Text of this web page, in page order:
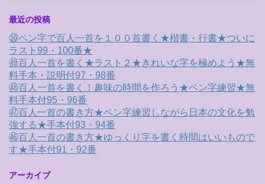
最近の投稿
㊿ペン字で百人一首を１００首書く★楷書・行書★ついに
ラスト99・100番★
㊾百人一首を書く★ラスト２★きれいな字を極めよう★無
料手本・説明付97・98番
㊽百人一首を書く！趣味の時間を作ろう★ペン字練習★無
料手本付95・96番
㊼百人一首の書き方★ペン字練習しながら日本の文化を勉
強する★手本付93・94番
㊻百人一首の書き方★ゆっくり字を書く時間はいいもので
す★手本付91・92番
アーカイブ